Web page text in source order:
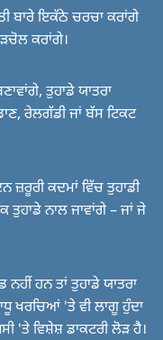
ਬਾਰੇ ਇਕੱਠੇ ਚਰਚਾ ਕਰਾਂਗੇ
ਕਰਾਂਗੇ।
ਤੁਹਾਡੇ ਯਾਤਰਾ
ਰੇਲਗੱਡੀ ਜਾਂ ਬੱਸ ਟਿਕਟ
ਜ਼ਰੂਰੀ ਕਦਮਾਂ ਵਿੱਚ ਤੁਹਾਡੀ
ਨਾਲ ਜਾਵਾਂਗੇ – ਜਾਂ ਜੇ
ਹਨ ਤਾਂ ਤੁਹਾਡੇ ਯਾਤਰਾ
ਖਰਚਿਆਂ 'ਤੇ ਵੀ ਲਾਗੂ ਹੁੰਦਾ
'ਤੇ ਵਿਸ਼ੇਸ਼ ਡਾਕਟਰੀ ਲੋੜ ਹੈ।